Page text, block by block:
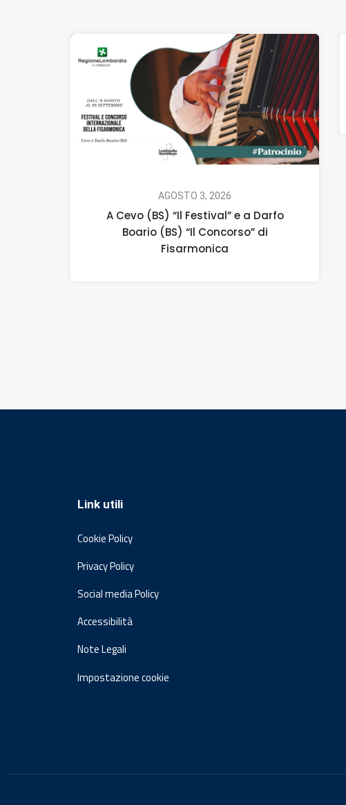
AGOSTO 3, 2026
A Cevo (BS) “Il Festival” e a Darfo
Boario (BS) “Il Concorso” di
Fisarmonica
Link utili
Cookie Policy
Privacy Policy
Social media Policy
Accessibilità
Note Legali
Impostazione cookie